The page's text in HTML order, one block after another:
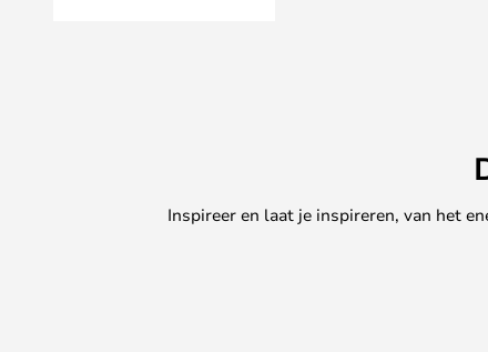
Inspireer en laat je inspireren, van het